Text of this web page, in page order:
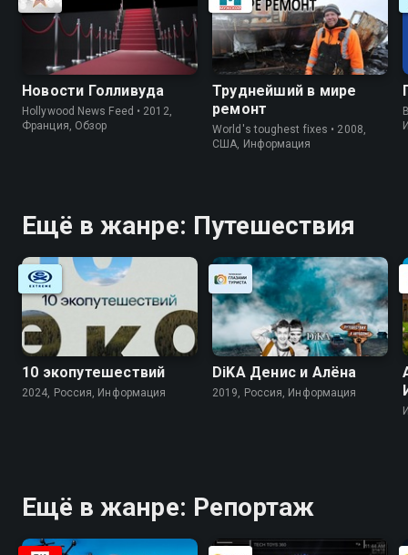
Новости Голливуда
Hollywood News Feed • 2012,
Франция, Обзор
Труднейший в мире
ремонт
World's toughest fixes • 2008,
США, Информация
Ещё в жанре: Путешествия
10 экопутешествий
2024, Россия, Информация
DiKA Денис и Алёна
2019, Россия, Информация
Ещё в жанре: Репортаж